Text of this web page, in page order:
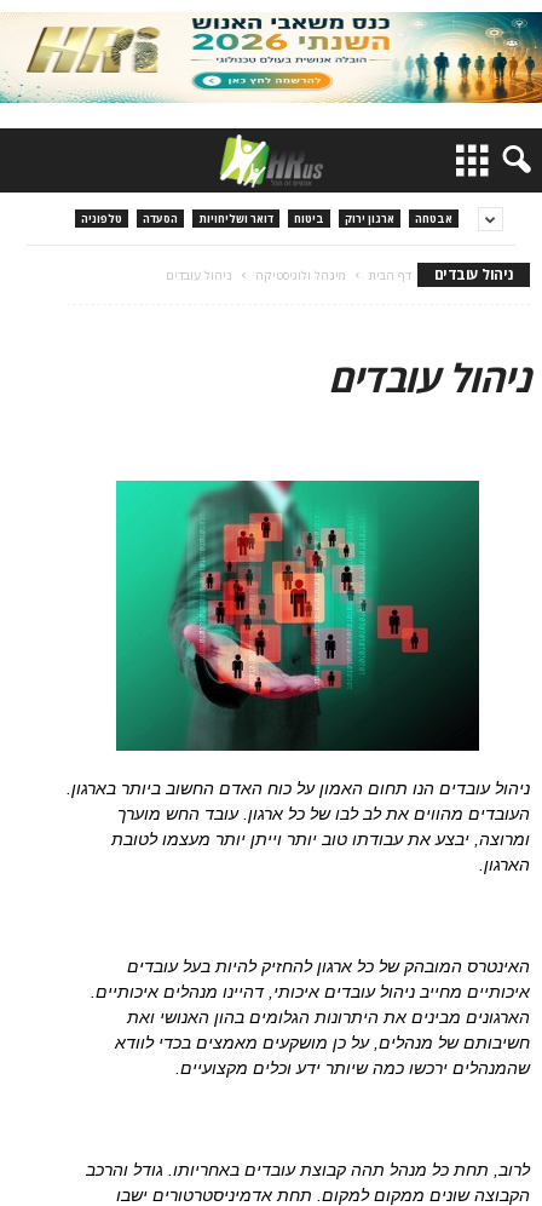
אבטחה ארגון ירוק ביטוח דואר ושליחויות הסעדה טלפוניה
ניהול עובדים דף הבית מינהל ולוגיסטיקה ניהול עובדים
ניהול עובדים
ניהול עובדים הנו תחום האמון על כוח האדם החשוב ביותר בארגון.
העובדים מהווים את לב לבו של כל ארגון. עובד החש מוערך
ומרוצה, יבצע את עבודתו טוב יותר וייתן יותר מעצמו לטובת
הארגון.
האינטרס המובהק של כל ארגון להחזיק להיות בעל עובדים
איכותיים מחייב ניהול עובדים איכותי, דהיינו מנהלים איכותיים.
הארגונים מבינים את היתרונות הגלומים בהון האנושי ואת
חשיבותם של מנהלים, על כן מושקעים מאמצים בכדי לוודא
שהמנהלים ירכשו כמה שיותר ידע וכלים מקצועיים.
לרוב, תחת כל מנהל תהה קבוצת עובדים באחריותו. גודל והרכב
הקבוצה שונים ממקום למקום. תחת אדמיניסטרטורים ישבו